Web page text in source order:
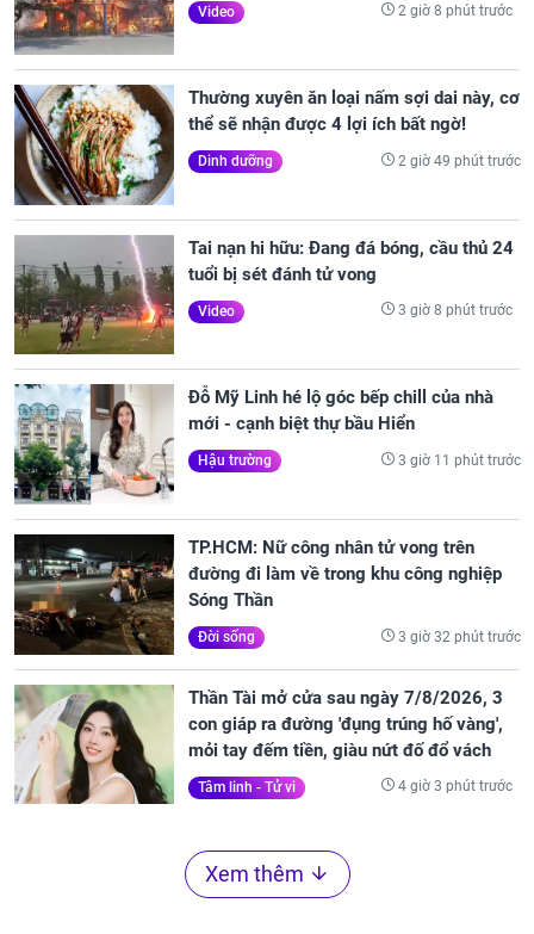
Video 2 giờ 8 phút trước
Thường xuyên ăn loại nấm sợi dai này, cơ
thể sẽ nhận được 4 lợi ích bất ngờ!
Dinh dưỡng 2 giờ 49 phút trước
Tai nạn hi hữu: Đang đá bóng, cầu thủ 24
tuổi bị sét đánh tử vong
Video 3 giờ 8 phút trước
Đỗ Mỹ Linh hé lộ góc bếp chill của nhà
mới - cạnh biệt thự bầu Hiển
Hậu trường 3 giờ 11 phút trước
TP.HCM: Nữ công nhân tử vong trên
đường đi làm về trong khu công nghiệp
Sóng Thần
Đời sống 3 giờ 32 phút trước
Thần Tài mở cửa sau ngày 7/8/2026, 3
con giáp ra đường 'đụng trúng hố vàng',
mỏi tay đếm tiền, giàu nứt đố đổ vách
Tâm linh - Tử vi 4 giờ 3 phút trước
Xem thêm